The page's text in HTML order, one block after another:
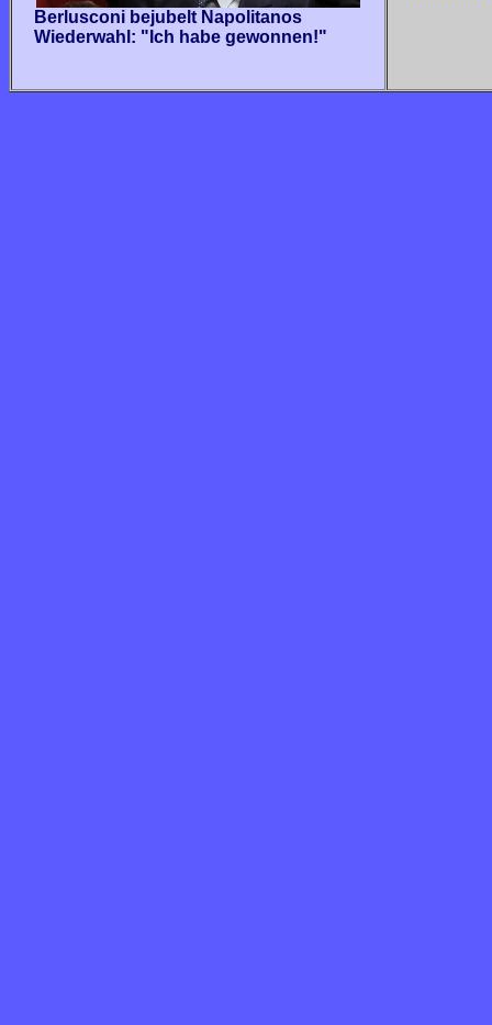
Berlusconi bejubelt Napolitanos
Wiederwahl: "Ich habe gewonnen!"